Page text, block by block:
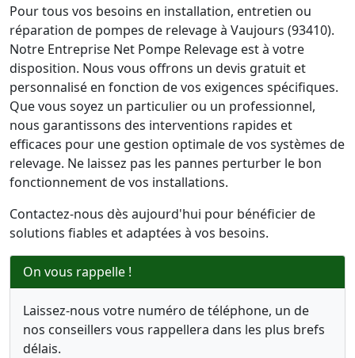
Pour tous vos besoins en installation, entretien ou
réparation de pompes de relevage à Vaujours (93410).
Notre Entreprise Net Pompe Relevage est à votre
disposition. Nous vous offrons un devis gratuit et
personnalisé en fonction de vos exigences spécifiques.
Que vous soyez un particulier ou un professionnel,
nous garantissons des interventions rapides et
efficaces pour une gestion optimale de vos systèmes de
relevage. Ne laissez pas les pannes perturber le bon
fonctionnement de vos installations.
Contactez-nous dès aujourd'hui pour bénéficier de
solutions fiables et adaptées à vos besoins.
On vous rappelle !
Laissez-nous votre numéro de téléphone, un de
nos conseillers vous rappellera dans les plus brefs
délais.